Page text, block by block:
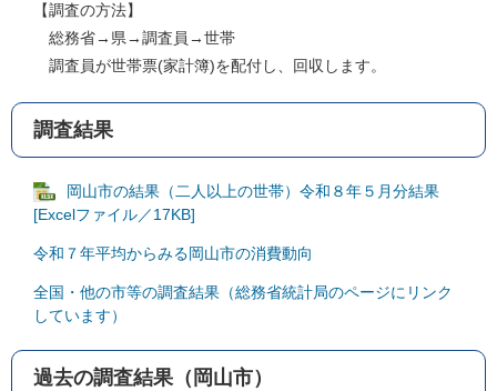
【調査の方法】
総務省→県→調査員→世帯
調査員が世帯票(家計簿)を配付し、回収します。
調査結果
岡山市の結果（二人以上の世帯）令和８年５月分結果
[Excelファイル／17KB]
令和７年平均からみる岡山市の消費動向
全国・他の市等の調査結果（総務省統計局のページにリンク
しています）
過去の調査結果（岡山市）